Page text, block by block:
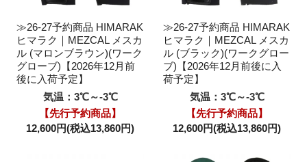
≫26-27予約商品 HIMARAK
ヒマラク｜MEZCAL メスカ
ル (マロンブラウン)(ワーク
グローブ)【2026年12月前
後に入荷予定】
気温：3℃～-3℃
【先行予約商品】
12,600円(税込13,860円)
≫26-27予約商品 HIMARAK
ヒマラク｜MEZCAL メスカ
ル (ブラック)(ワークグロー
ブ)【2026年12月前後に入
荷予定】
気温：3℃～-3℃
【先行予約商品】
12,600円(税込13,860円)